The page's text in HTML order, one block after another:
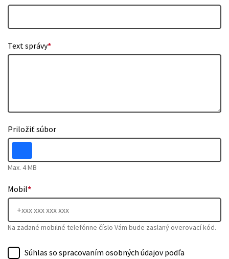
Text správy*
Priložiť súbor
Max. 4 MB
Mobil*
Na zadané mobilné telefónne číslo Vám bude zaslaný overovací kód.
Súhlas so spracovaním osobných údajov podľa